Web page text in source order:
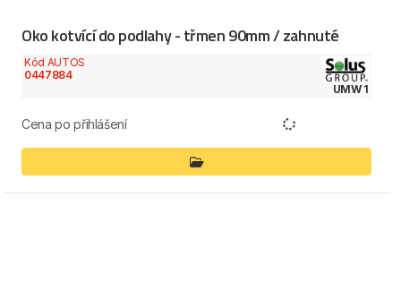
Oko kotvící do podlahy - třmen 90mm / zahnuté
Kód AUTOS
0447884
UMW 1
Cena po přihlášení